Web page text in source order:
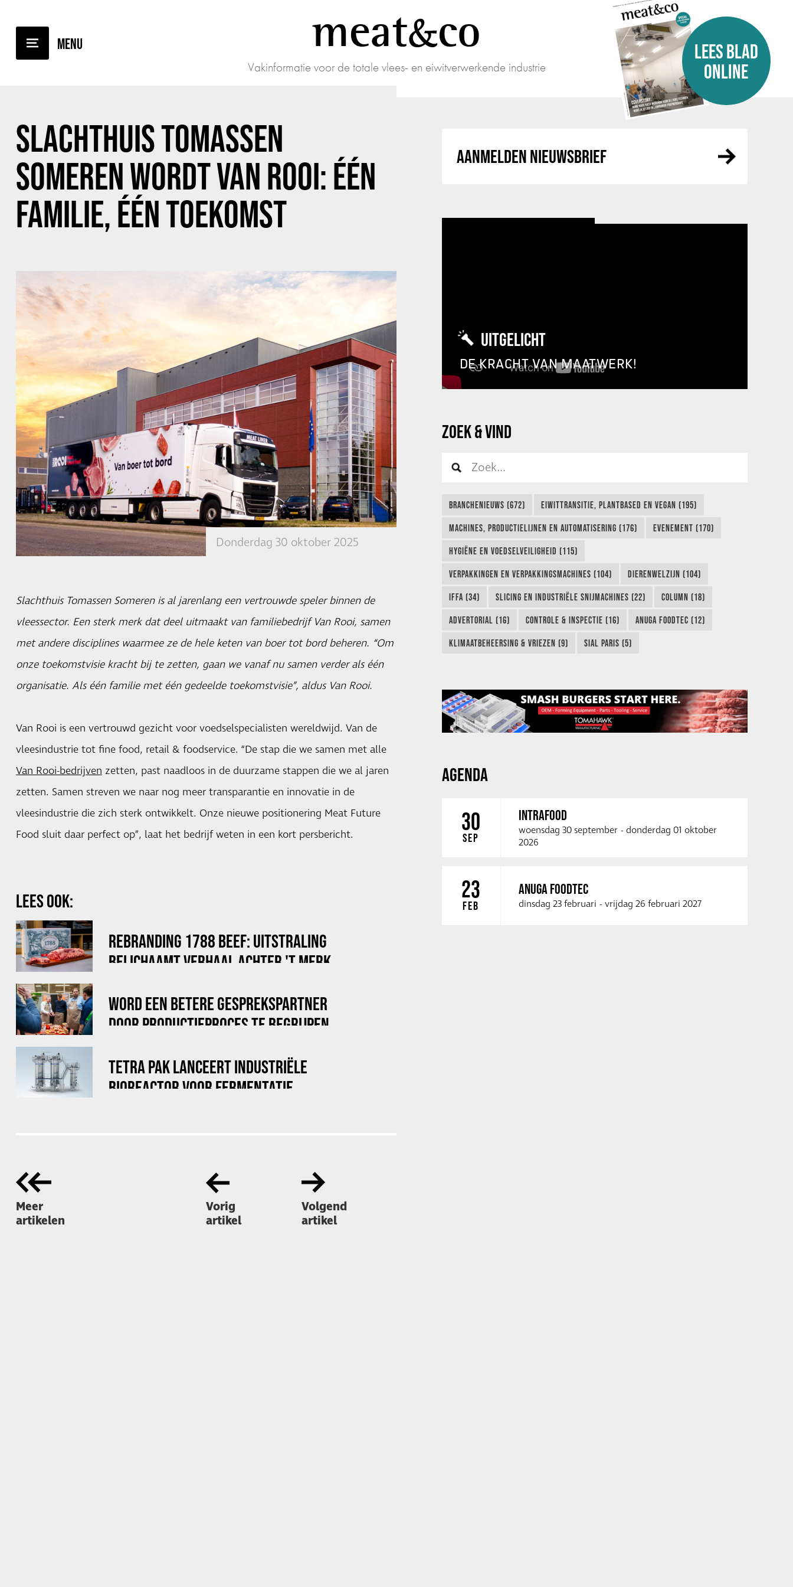
meatco
Vakinformatie voor de totale vlees- en eiwitverwerkende industrie
LEES BLAD
ONLINE
SLACHTHUIS TOMASSEN
SOMEREN WORDT VAN ROOI: ÉÉN
FAMILIE, ÉÉN TOEKOMST
Donderdag 30 oktober 2025
Slachthuis Tomassen Someren is al jarenlang een vertrouwde speler binnen de
vleessector. Een sterk merk dat deel uitmaakt van familiebedrijf Van Rooi, samen
met andere disciplines waarmee ze de hele keten van boer tot bord beheren. “Om
onze toekomstvisie kracht bij te zetten, gaan we vanaf nu samen verder als één
organisatie. Als één familie met één gedeelde toekomstvisie”, aldus Van Rooi.
Van Rooi is een vertrouwd gezicht voor voedselspecialisten wereldwijd. Van de
vleesindustrie tot fine food, retail & foodservice. “De stap die we samen met alle
Van Rooi-bedrijvenzetten, past naadloos in de duurzame stappen die we al jaren
zetten. Samen streven we naar nog meer transparantie en innovatie in de
vleesindustrie die zich sterk ontwikkelt. Onze nieuwe positionering Meat Future
Food sluit daar perfect op”, laat het bedrijf weten in een kort persbericht.
LEES OOK:
REBRANDING 1788 BEEF: UITSTRALING
BELICHAAMT VERHAAL ACHTER 'T MERK
WORD EEN BETERE GESPREKSPARTNER
DOOR PRODUCTIEPROCES TE BEGRIJPEN
TETRA PAK LANCEERT INDUSTRIËLE
BIOREACTOR VOOR FERMENTATIE
Meer
artikelen
Vorig
artikel
Volgend
artikel
AANMELDEN NIEUWSBRIEF
UITGELICHT
DE KRACHT VAN MAATWERK!
ZOEK & VIND
BRANCHENIEUWS (672) EIWITTRANSITIE, PLANTBASED EN VEGAN (195)
MACHINES, PRODUCTIELIJNEN EN AUTOMATISERING (176) EVENEMENT (170)
HYGIËNE EN VOEDSELVEILIGHEID (115)
VERPAKKINGEN EN VERPAKKINGSMACHINES (104) DIERENWELZIJN (104)
IFFA (34) SLICING EN INDUSTRIËLE SNIJMACHINES (22) COLUMN (18)
ADVERTORIAL (16) CONTROLE & INSPECTIE (16) ANUGA FOODTEC (12)
KLIMAATBEHEERSING & VRIEZEN (9) SIAL PARIS (5)
AGENDA
30
SEP
INTRAFOOD
woensdag 30 september - donderdag 01 oktober
2026
23
FEB
ANUGA FOODTEC
dinsdag 23 februari - vrijdag 26 februari 2027